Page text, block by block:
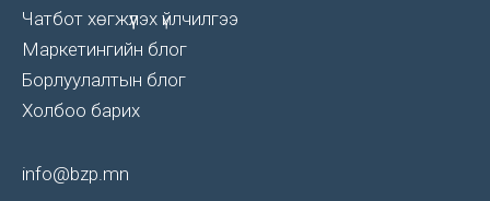
Чатбот хөгжүүлэх үйлчилгээ
Маркетингийн блог
Борлуулалтын блог
Холбоо барих
info@bzp.mn